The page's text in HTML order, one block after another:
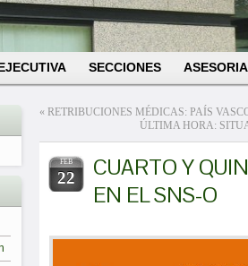
SECCIONES
« RETRIBUCIONES MÉDICAS: PAÍS
ÚLTIMA HORA:
FEB
22
CUARTO Y
EN EL SNS-O